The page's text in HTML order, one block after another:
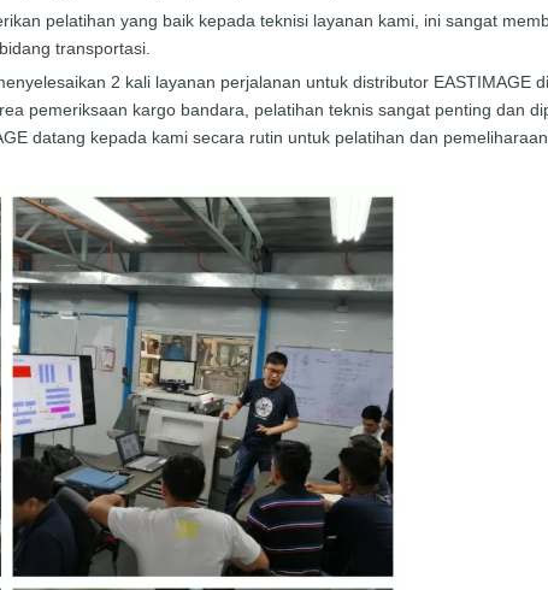
pelatihan yang baik kepada teknisi layanan kami, ini sangat
transportasi.
2 kali layanan perjalanan untuk distributor EASTIMAGE
pemeriksaan kargo bandara, pelatihan teknis sangat penting dan
datang kepada kami secara rutin untuk pelatihan dan